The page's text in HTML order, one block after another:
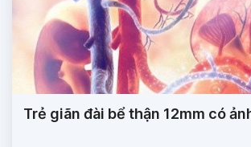
Trẻ giãn đài bể thận 12mm có